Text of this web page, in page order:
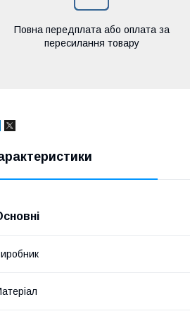
Повна передплата або оплата за
пересилання товару